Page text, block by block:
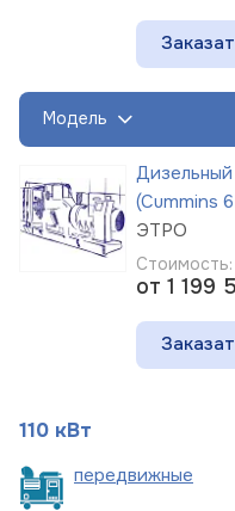
Модель
(Cummins
ЭТРО
Стоимость:
от 1 199
110 кВт
передвижные